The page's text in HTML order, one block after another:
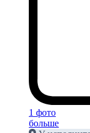
1 фото
больше